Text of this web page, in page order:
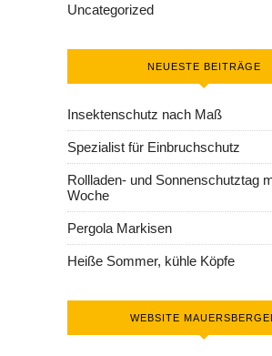
Uncategorized
NEUESTE BEITRÄGE
Insektenschutz nach Maß
Spezialist für Einbruchschutz
Rollladen- und Sonnenschutztag
Woche
Pergola Markisen
Heiße Sommer, kühle Köpfe
WEBSITE